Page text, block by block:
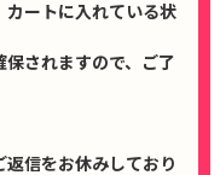
カートに入れている状
されますので、ご了
信をお休みしており